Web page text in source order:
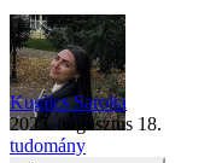
Kuglics Sarolta
2025. augusztus 18.
tudomány